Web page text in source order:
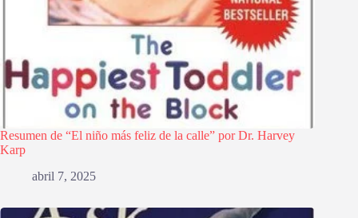
Resumen de “El niño más feliz de la calle” por Dr. Harvey
Karp
abril 7, 2025